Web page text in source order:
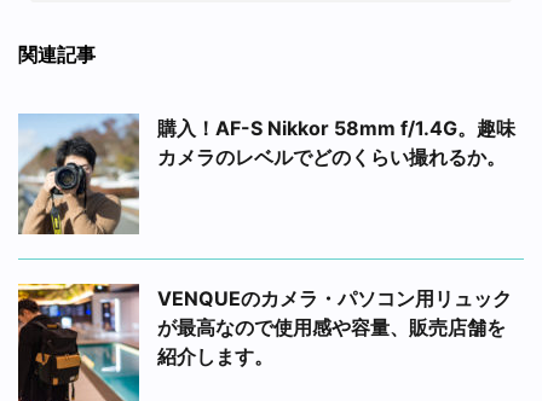
関連記事
購入！AF-S Nikkor 58mm f/1.4G。趣味
カメラのレベルでどのくらい撮れるか。
VENQUEのカメラ・パソコン用リュック
が最高なので使用感や容量、販売店舗を
紹介します。